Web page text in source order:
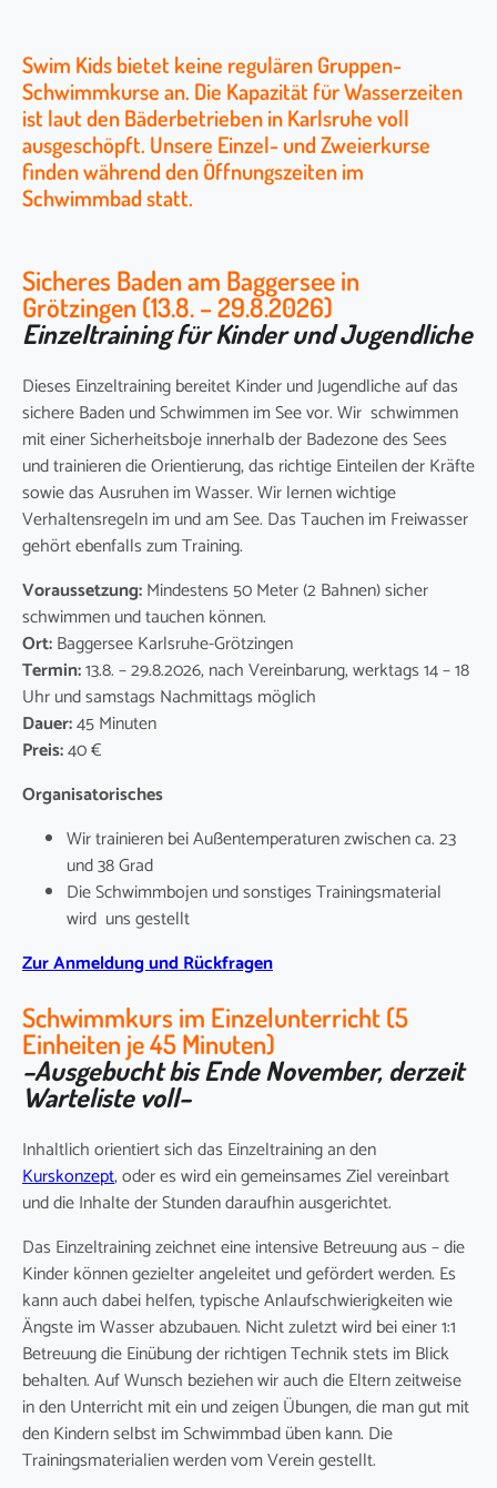
Swim Kids bietet keine regulären Gruppen-
Schwimmkurse an. Die Kapazität für Wasserzeiten
ist laut den Bäderbetrieben in Karlsruhe voll
ausgeschöpft. Unsere Einzel- und Zweierkurse
finden während den Öffnungszeiten im
Schwimmbad statt.
Sicheres Baden am Baggersee in
Grötzingen (13.8. – 29.8.2026)
Einzeltraining für Kinder und Jugendliche
Dieses Einzeltraining bereitet Kinder und Jugendliche auf das
sichere Baden und Schwimmen im See vor. Wir schwimmen
mit einer Sicherheitsboje innerhalb der Badezone des Sees
und trainieren die Orientierung, das richtige Einteilen der Kräfte
sowie das Ausruhen im Wasser. Wir lernen wichtige
Verhaltensregeln im und am See. Das Tauchen im Freiwasser
gehört ebenfalls zum Training.
Voraussetzung:Mindestens 50 Meter (2 Bahnen) sicher
schwimmen und tauchen können.
Ort:Baggersee Karlsruhe-Grötzingen
Termin:13.8. – 29.8.2026, nach Vereinbarung, werktags 14 – 18
Uhr und samstags Nachmittags möglich
Dauer:45 Minuten
Preis:40 €
Organisatorisches
Wir trainieren bei Außentemperaturen zwischen ca. 23
und 38 Grad
Die Schwimmbojen und sonstiges Trainingsmaterial
wird uns gestellt
Zur Anmeldung und Rückfragen
Schwimmkurs im Einzelunterricht (5
Einheiten je 45 Minuten)
–Ausgebucht bis Ende November, derzeit
Warteliste voll–
Inhaltlich orientiert sich das Einzeltraining an den
Kurskonzept,oderes wirdein gemeinsames Ziel vereinbart
und die Inhalte der Stunden daraufhinausgerichtet.
Das Einzeltraining zeichneteine intensive Betreuungaus – die
Kinderkönnengezielter angeleitet und gefördert werden. Es
kann auchdabeihelfen, typische Anlaufschwierigkeiten wie
Ängsteim Wasserabzubauen. Nicht zuletzt wird bei einer 1:1
Betreuung die Einübung der richtigen Technik stets im Blick
behalten.Auf Wunsch beziehen wir auch die Eltern zeitweise
in den Unterricht mit ein und zeigen Übungen, die man gut mit
den Kindern selbst im Schwimmbad üben kann. Die
Trainingsmaterialien werden vom Verein gestellt.